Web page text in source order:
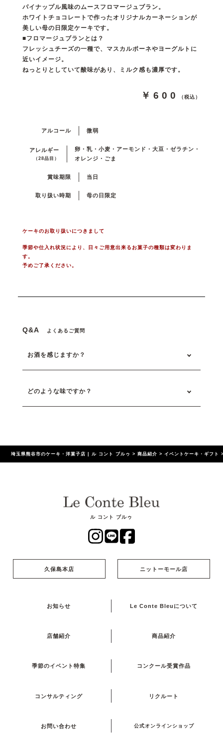
パイナップル風味のムースフロマージュブラン。
ホワイトチョコレートで作ったオリジナルカーネーションが
美しい母の日限定ケーキです。
■フロマージュブランとは？
フレッシュチーズの一種で、マスカルポーネやヨーグルトに
近いイメージ。
ねっとりとしていて酸味があり、ミルク感も濃厚です。
￥600 （税込）
アルコール 微弱
アレルギー
（28品目）
卵・乳・小麦・アーモンド・大豆・ゼラチン・
オレンジ・ごま
賞味期限 当日
取り扱い時期 母の日限定
ケーキのお取り扱いにつきまして
季節や仕入れ状況により、日々ご用意出来るお菓子の種類は変わりま
す。
予めご了承ください。
Q&A よくあるご質問
お酒を感じますか？
どのような味ですか？
埼玉県熊谷市のケーキ・洋菓子店 | ル コント ブルゥ >商品紹介 >イベントケーキ・ギフト
ル コント ブルゥ
久保島本店 ニットーモール店
お知らせ Le Conte Bleuについて
店舗紹介 商品紹介
季節のイベント特集 コンクール受賞作品
コンサルティング リクルート
お問い合わせ 公式オンラインショップ